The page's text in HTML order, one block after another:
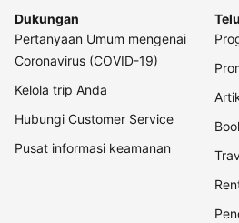
Dukungan
Pertanyaan Umum mengenai
Coronavirus (COVID-19)
Kelola trip Anda
Hubungi Customer Service
Pusat informasi keamanan